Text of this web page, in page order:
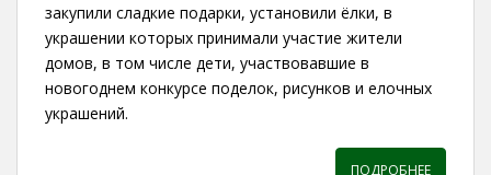
закупили сладкие подарки, установили ёлки, в
украшении которых принимали участие жители
домов, в том числе дети, участвовавшие в
новогоднем конкурсе поделок, рисунков и елочных
украшений.
ПОДРОБНЕЕ